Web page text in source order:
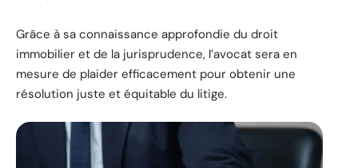
Grâce à sa connaissance approfondie du droit
immobilier et de la jurisprudence, l’avocat sera en
mesure de plaider efficacement pour obtenir une
résolution juste et équitable du litige.